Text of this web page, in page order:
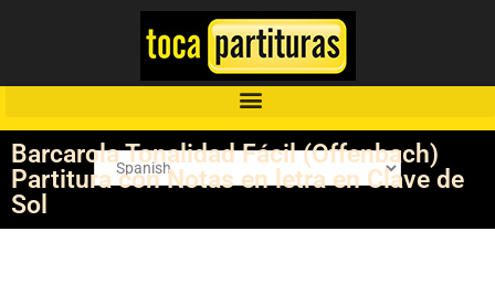
Barcarola Tonalidad Fácil (Offenbach)
Partitura con Notas en letra en Clave de
Sol